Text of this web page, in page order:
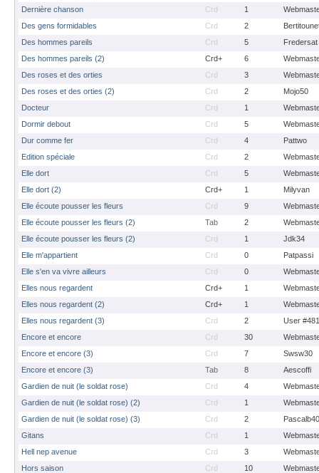
Dernière chanson
Crd 1
Des gens formidables
Crd 2
Des hommes pareils
Crd 5
Fredersat
Des hommes pareils (2)
Crd+ 6
Des roses et des orties
Crd 3
Des roses et des orties (2)
Crd 2
Mojo50
Docteur
Crd 1
Dormir debout
Crd 5
Dur comme fer
Crd 4
Pattwo
Edition spéciale
Crd 2
Elle dort
Crd 5
Elle dort (2)
Crd+ 1
Milyvan
Elle écoute pousser les fleurs
Crd 9
Elle écoute pousser les fleurs (2)
Tab 2
Elle écoute pousser les fleurs (2)
Crd 1
Jdk34
Elle m'appartient
Crd 0
Patpassi
Elle s'en va vivre ailleurs
Crd 0
Elles nous regardent
Crd+ 1
Elles nous regardent (2)
Crd+ 1
Elles nous regardent (3)
Crd 2
User
Encore et encore
Crd 30
Encore et encore (3)
Crd 7
Swsw30
Encore et encore (3)
Tab 8
Aescoffi
Gardien de nuit (le soldat rose)
Crd 4
Gardien de nuit (le soldat rose) (2)
Crd 1
Gardien de nuit (le soldat rose) (3)
Crd 2
Pascalb40
Gitans
Crd 1
Hell nep avenue
Crd 3
Hors saison
Crd 10